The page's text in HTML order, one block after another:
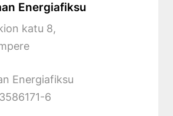
Energiafiksu
katu 8,
Energiafiksu
3586171-6